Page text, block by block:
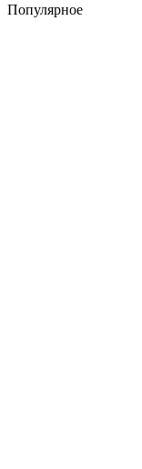
Популярное